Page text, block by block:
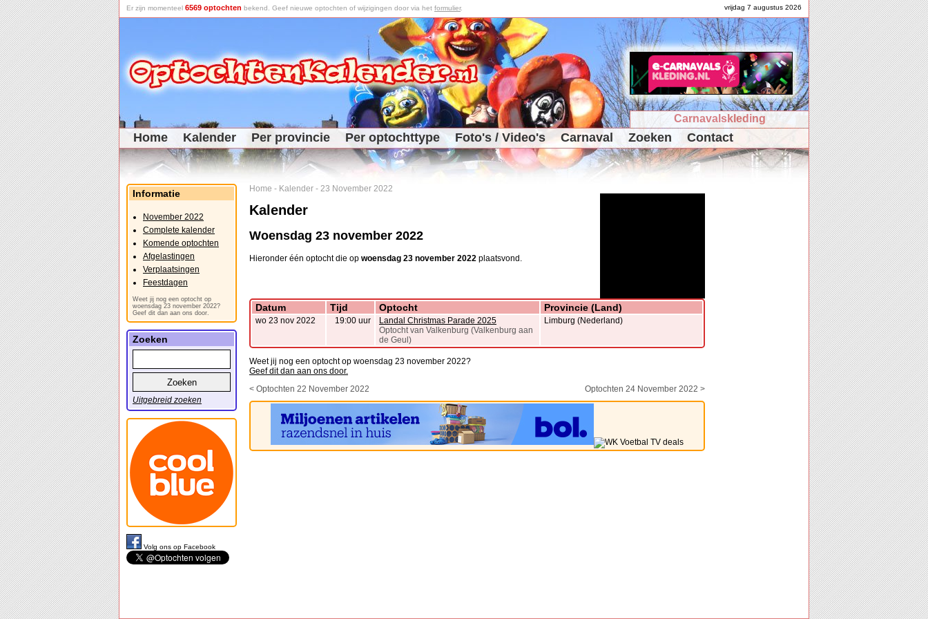
vrijdag 7 augustus 2026
Er zijn momenteel 6569 optochten bekend. Geef nieuwe optochten of wijzigingen door via het formulier.
Carnavalskleding
Home Kalender Per provincie Per optochttype Foto's / Video's Carnaval Zoeken Contact
Home - Kalender - 23 November 2022
Kalender
Woensdag 23 november 2022
Hieronder één optocht die op woensdag 23 november 2022 plaatsvond.
Datum Tijd Optocht Provincie (Land)
wo 23 nov 2022 19:00 uur
Landal Christmas Parade 2025
Optocht van Valkenburg (Valkenburg aan
de Geul)
Limburg (Nederland)
Weet jij nog een optocht op woensdag 23 november 2022?
Geef dit dan aan ons door.
< Optochten 22 November 2022
Optochten 24 November 2022 >
Informatie
November 2022
Complete kalender
Komende optochten
Afgelastingen
Verplaatsingen
Feestdagen
Weet jij nog een optocht op
woensdag 23 november 2022?
Geef dit dan aan ons door.
Zoeken
Uitgebreid zoeken
Volg ons op Facebook